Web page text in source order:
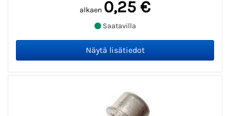
alkaen 0,25 €
Saatavilla